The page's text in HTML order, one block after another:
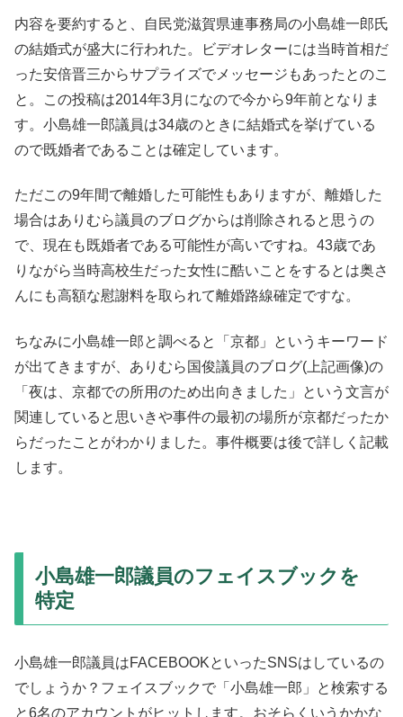
内容を要約すると、自民党滋賀県連事務局の小島雄一郎氏
の結婚式が盛大に行われた。ビデオレターには当時首相だ
った安倍晋三からサプライズでメッセージもあったとのこ
と。この投稿は2014年3月になので今から9年前となりま
す。小島雄一郎議員は34歳のときに結婚式を挙げている
ので既婚者であることは確定しています。
ただこの9年間で離婚した可能性もありますが、離婚した
場合はありむら議員のブログからは削除されると思うの
で、現在も既婚者である可能性が高いですね。43歳であ
りながら当時高校生だった女性に酷いことをするとは奥さ
んにも高額な慰謝料を取られて離婚路線確定ですな。
ちなみに小島雄一郎と調べると「京都」というキーワード
が出てきますが、ありむら国俊議員のブログ(上記画像)の
「夜は、京都での所用のため出向きました」という文言が
関連していると思いきや事件の最初の場所が京都だったか
らだったことがわかりました。事件概要は後で詳しく記載
します。
小島雄一郎議員のフェイスブックを
特定
小島雄一郎議員はFACEBOOKといったSNSはしているの
でしょうか？フェイスブックで「小島雄一郎」と検索する
と6名のアカウントがヒットします。おそらくいうかかな